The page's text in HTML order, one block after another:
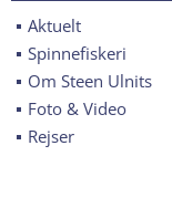
Aktuelt
Spinnefiskeri
Om Steen Ulnits
Foto & Video
Rejser